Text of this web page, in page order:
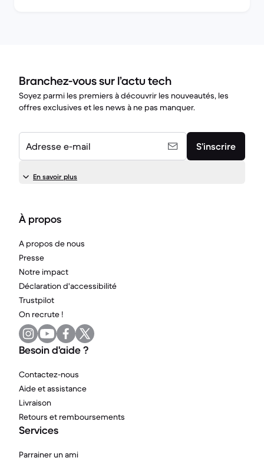
Branchez-vous sur l’actu tech
Soyez parmi les premiers à découvrir les nouveautés, les
offres exclusives et les news à ne pas manquer.
Adresse e-mail S’inscrire
En savoir plus
À propos
A propos de nous
Presse
Notre impact
Déclaration d'accessibilité
Trustpilot
On recrute !
Besoin d'aide ?
Contactez-nous
Aide et assistance
Livraison
Retours et remboursements
Services
Parrainer un ami